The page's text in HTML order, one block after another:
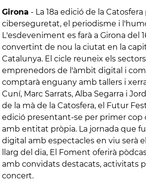
Girona - La 18a edició de la
ciberseguretat, el periodisme i
L'esdeveniment es farà a Girona del
convertint de nou la ciutat en la
Catalunya. El cicle reuneix els
emprenedors de l'àmbit digital i
comptarà enguany amb tallers i
Cuní, Marc Sarrats, Alba Segarra i
de la mà de la Catosfera, el Futur
edició presentant-se per primer cop
amb entitat pròpia. La jornada que
digital amb espectacles en viu serà
llarg del dia, El Foment oferirà
amb convidats destacats, activitats
concert.